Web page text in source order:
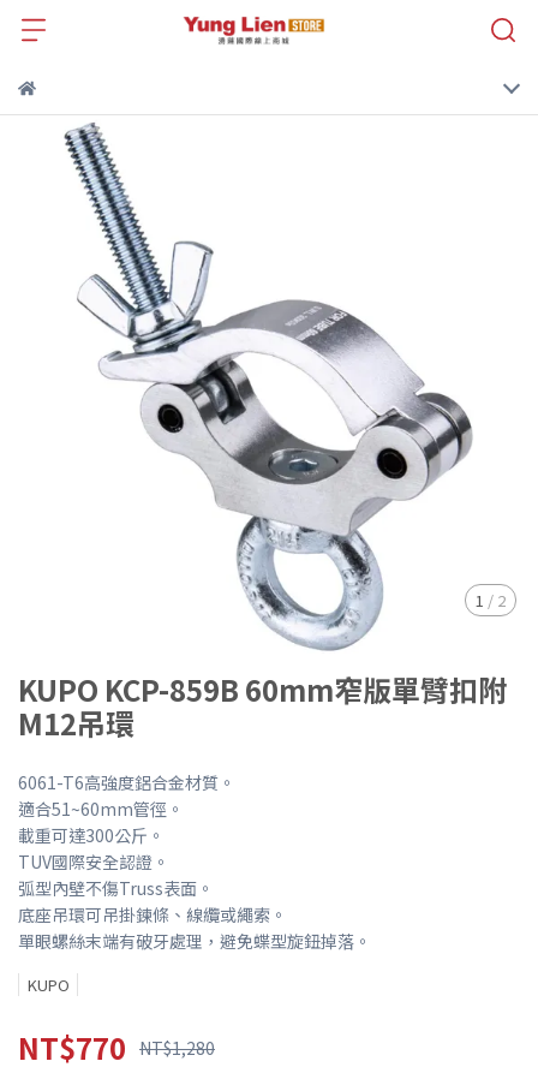
1 / 2
KUPO KCP-859B 60mm窄版單臂扣附
M12吊環
6061-T6高強度鋁合金材質。
適合51~60mm管徑。
載重可達300公斤。
TUV國際安全認證。
弧型內壁不傷Truss表面。
底座吊環可吊掛鍊條、線纜或繩索。
單眼螺絲末端有破牙處理，避免蝶型旋鈕掉落。
KUPO
NT$770 NT$1,280